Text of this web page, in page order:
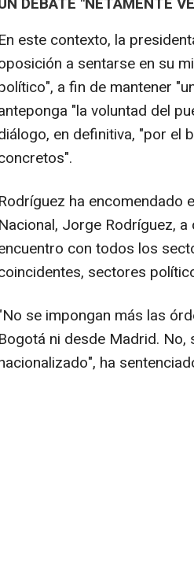
En este contexto, la
a sentarse en su
a fin de mantener
"la voluntad del
en definitiva, "por el
Rodríguez ha encomendado
Nacional, Jorge Rodríguez,
con todos los
sectores
se impongan más las
Bogotá ni desde Madrid. No,
ha